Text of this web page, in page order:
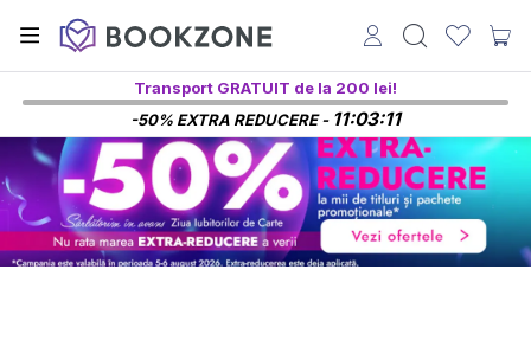
Transport GRATUIT de la 200 lei!
-50% EXTRA REDUCERE - 11:03:11